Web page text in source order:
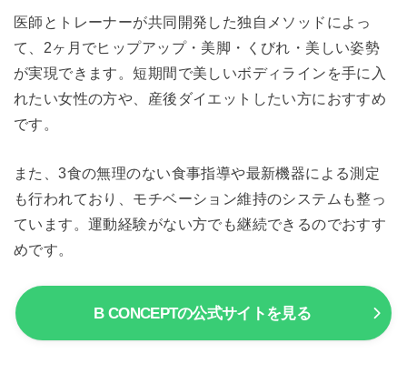
医師とトレーナーが共同開発した独自メソッドによっ
て、2ヶ月でヒップアップ・美脚・くびれ・美しい姿勢
が実現できます。短期間で美しいボディラインを手に入
れたい女性の方や、産後ダイエットしたい方におすすめ
です。
また、3食の無理のない食事指導や最新機器による測定
も行われており、モチベーション維持のシステムも整っ
ています。運動経験がない方でも継続できるのでおすす
めです。
B CONCEPTの公式サイトを見る